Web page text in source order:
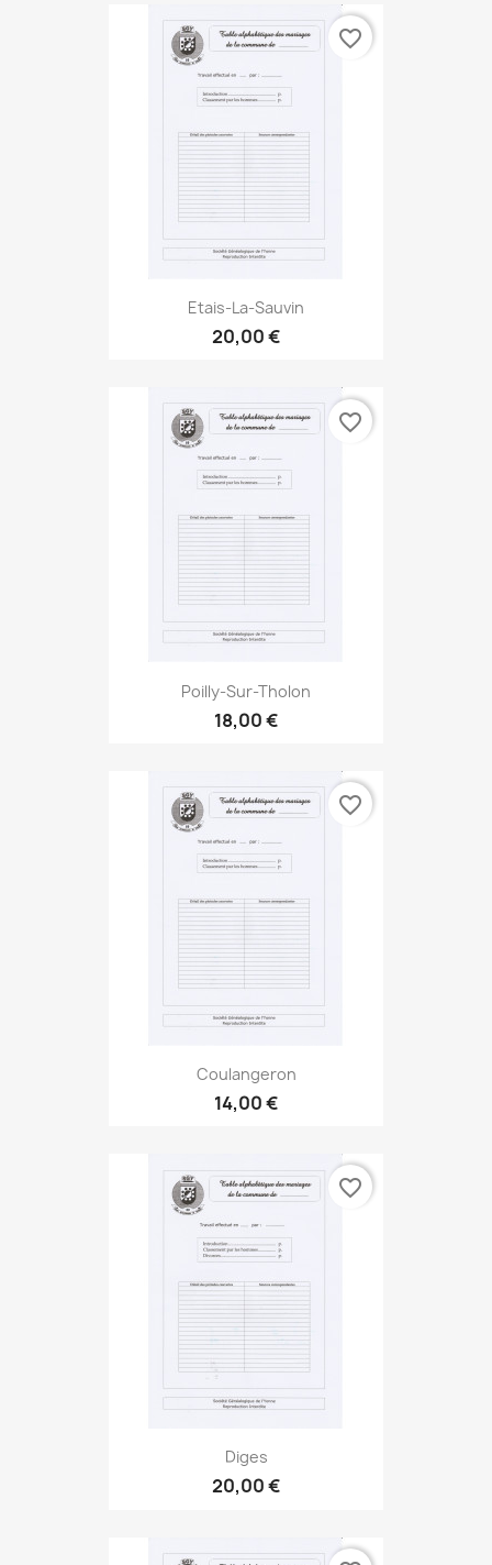
Etais-La-Sauvin
20,00 €
favorite_border
Poilly-Sur-Tholon
18,00 €
favorite_border
Coulangeron
14,00 €
favorite_border
Diges
20,00 €
favorite_border